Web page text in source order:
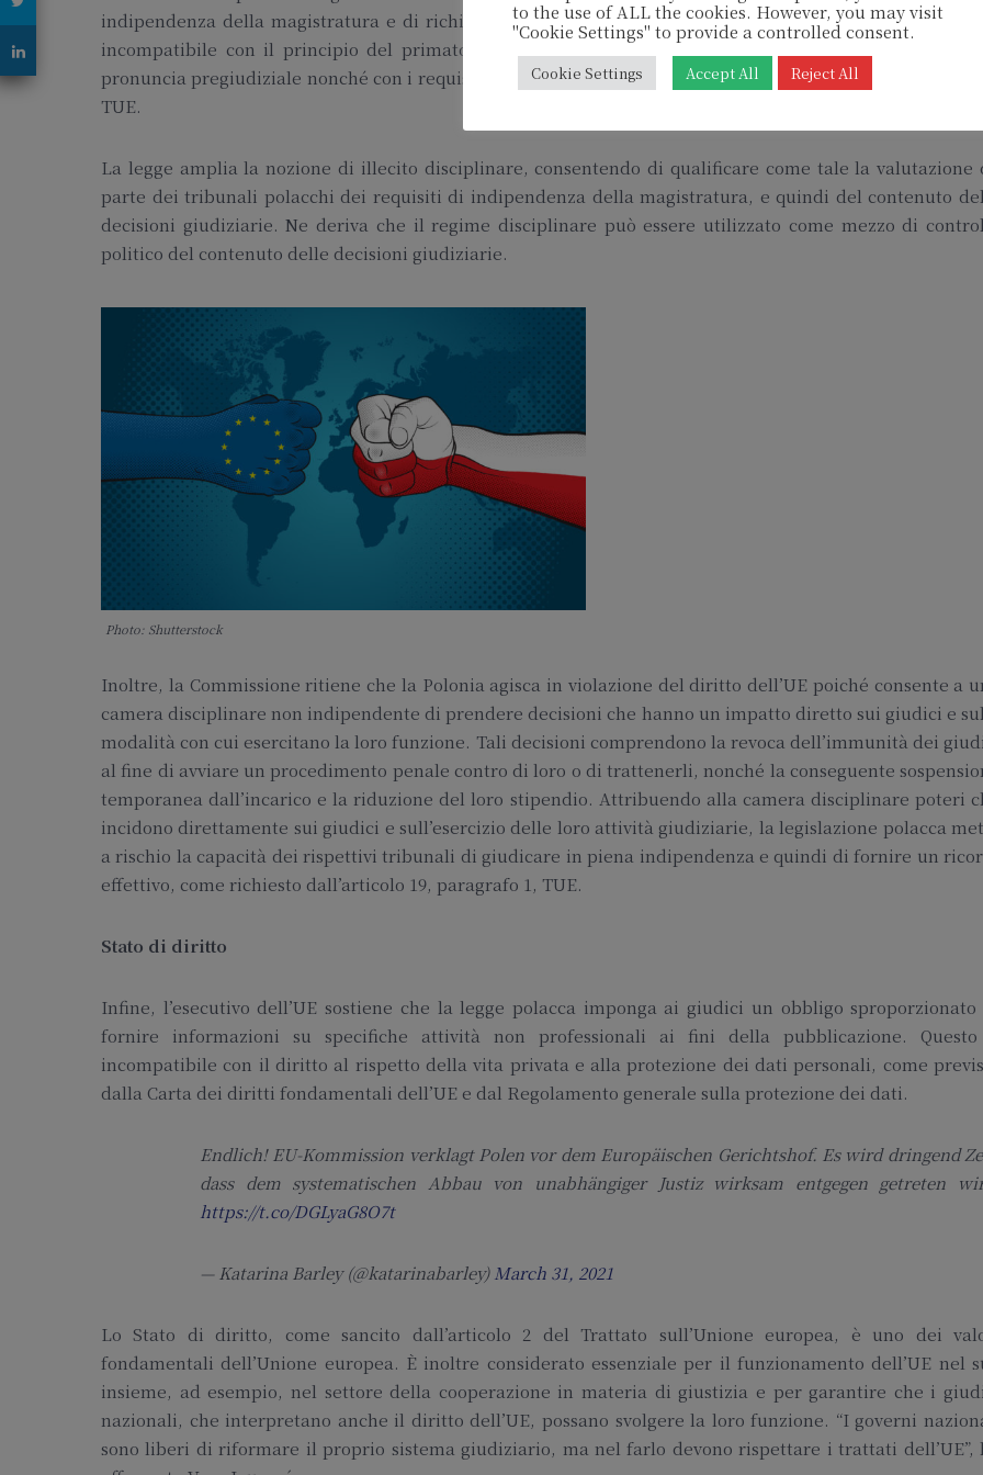
indipendenza della magistratura e di richiedere pronunce pregiudiziali alla Corte di giustizia. La legge
incompatibile con il principio del primato del diritto dell’Unione, il funzionamento del meccanismo
pronuncia pregiudiziale nonché con i requisiti di indipendenza giudiziaria di cui all’articolo 19, paragrafo
TUE.
La legge amplia la nozione di illecito disciplinare, consentendo di qualificare come tale la valutazione
parte dei tribunali polacchi dei requisiti di indipendenza della magistratura, e quindi del contenuto
decisioni giudiziarie. Ne deriva che il regime disciplinare può essere utilizzato come mezzo di
politico del contenuto delle decisioni giudiziarie.
Photo: Shutterstock
Inoltre, la Commissione ritiene che la Polonia agisca in violazione del diritto dell’UE poiché consente a
camera disciplinare non indipendente di prendere decisioni che hanno un impatto diretto sui giudici e
modalità con cui esercitano la loro funzione. Tali decisioni comprendono la revoca dell’immunità dei
al fine di avviare un procedimento penale contro di loro o di trattenerli, nonché la conseguente
temporanea dall’incarico e la riduzione del loro stipendio. Attribuendo alla camera disciplinare poteri
incidono direttamente sui giudici e sull’esercizio delle loro attività giudiziarie, la legislazione polacca
a rischio la capacità dei rispettivi tribunali di giudicare in piena indipendenza e quindi di fornire un
effettivo, come richiesto dall’articolo 19, paragrafo 1, TUE.
Stato di diritto
Infine, l’esecutivo dell’UE sostiene che la legge polacca imponga ai giudici un obbligo sproporzionato
fornire informazioni su specifiche attività non professionali ai fini della pubblicazione.
incompatibile con il diritto al rispetto della vita privata e alla protezione dei dati personali, come
dalla Carta dei diritti fondamentali dell’UE e dal Regolamento generale sulla protezione dei dati.
Endlich! EU-Kommission verklagt Polen vor dem Europäischen Gerichtshof. Es wird dringend
dass dem systematischen Abbau von unabhängiger Justiz wirksam entgegen getreten
https://t.co/DGLyaG8O7t
— Katarina Barley (@katarinabarley) March 31, 2021
Lo Stato di diritto, come sancito dall’articolo 2 del Trattato sull’Unione europea, è uno dei
fondamentali dell’Unione europea. È inoltre considerato essenziale per il funzionamento dell’UE nel
insieme, ad esempio, nel settore della cooperazione in materia di giustizia e per garantire che i
nazionali, che interpretano anche il diritto dell’UE, possano svolgere la loro funzione. “I governi
sono liberi di riformare il proprio sistema giudiziario, ma nel farlo devono rispettare i trattati dell’UE”,
to the use of ALL the cookies. However, you may visit
"Cookie Settings" to provide a controlled consent.
Cookie Settings Accept All Reject All